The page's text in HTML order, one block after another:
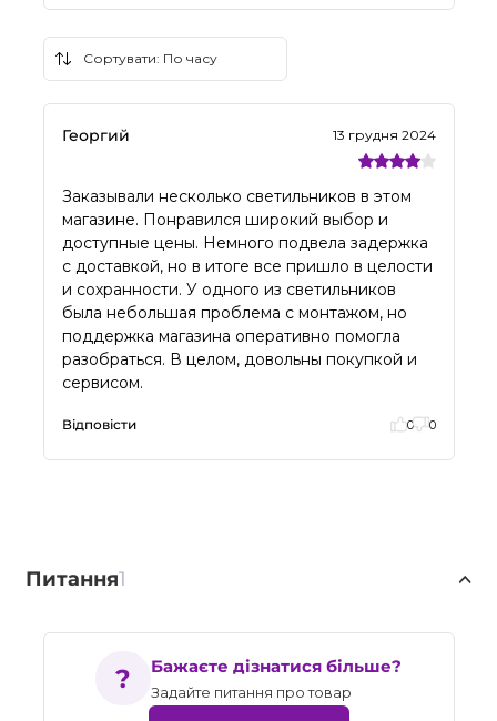
Георгий 13 грудня 2024
Заказывали несколько светильников в этом
магазине. Понравился широкий выбор и
доступные цены. Немного подвела задержка
с доставкой, но в итоге все пришло в целости
и сохранности. У одного из светильников
была небольшая проблема с монтажом, но
поддержка магазина оперативно помогла
разобраться. В целом, довольны покупкой и
сервисом.
Відповісти 0 0
Питання1
Бажаєте дізнатися більше?
Задайте питання про товар